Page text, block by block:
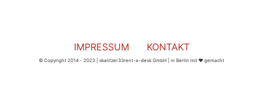
IMPRESSUM KONTAKT
© Copyright 2014 - 2023 | skalitzer33rent-a-desk GmbH | in Berlin mit ❤︎ gemacht